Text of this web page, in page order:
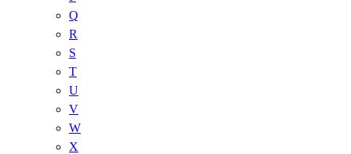
Q
R
S
T
U
V
W
X